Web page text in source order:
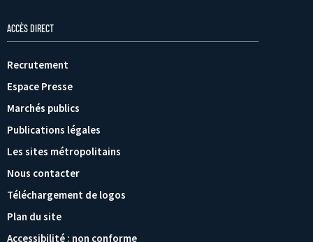
ACCÈS DIRECT
Recrutement
Espace Presse
Marchés publics
Publications légales
Les sites métropolitains
Nous contacter
Téléchargement de logos
Plan du site
Accessibilité : non conforme